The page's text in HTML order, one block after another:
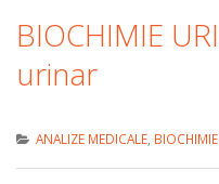
BIOCHIMIE
urinar
ANALIZE MEDICALE,